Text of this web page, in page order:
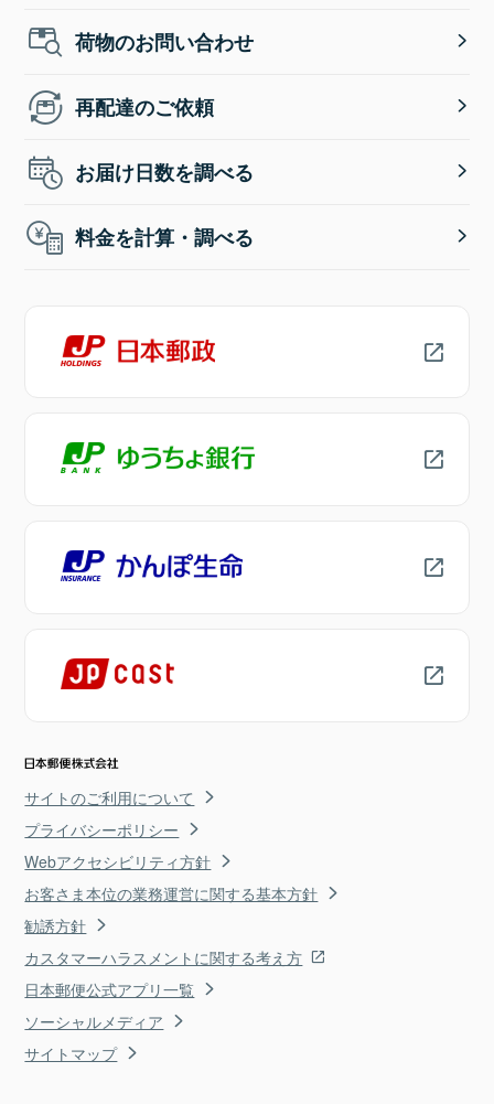
荷物のお問い合わせ
再配達のご依頼
お届け日数を調べる
料金を計算・調べる
サイトのご利用について
プライバシーポリシー
Webアクセシビリティ方針
お客さま本位の業務運営に関する基本方針
勧誘方針
カスタマーハラスメントに関する考え方
日本郵便公式アプリ一覧
ソーシャルメディア
サイトマップ